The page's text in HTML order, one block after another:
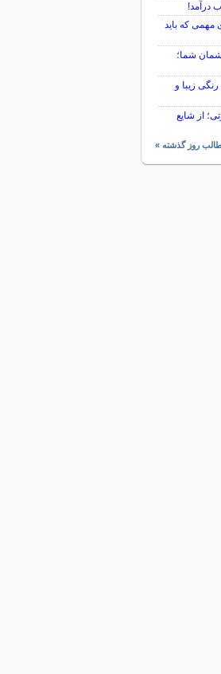
درآمد!
مهمی که باید
شما؛
زیبا و
از شایع
روز گذشته »